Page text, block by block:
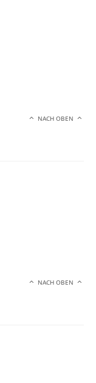
NACH OBEN
NACH OBEN